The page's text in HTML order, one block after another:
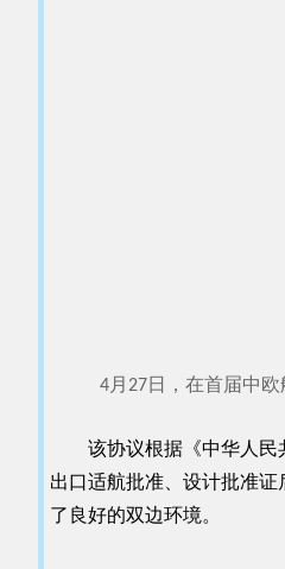
4月27日，在首届中
该协议根据《中华人民
出口适航批准、设计批准
了良好的双边环境。